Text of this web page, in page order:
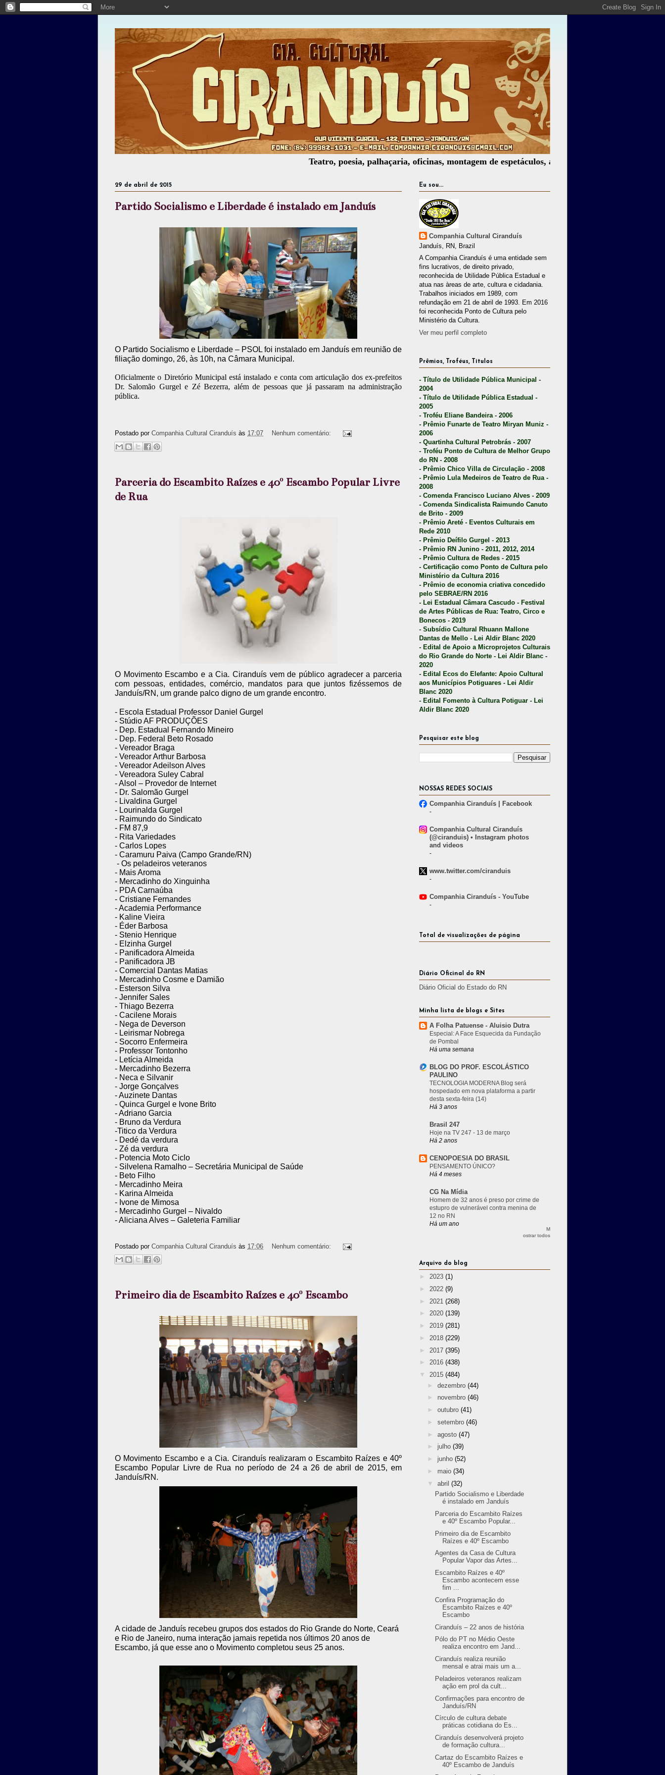
Teatro, poesia, palhaçaria, oficinas, montagem de espetáculos, assessoria cultural, palestras,
29 de abril de 2015
Partido Socialismo e Liberdade é instalado em Janduís
O Partido Socialismo e Liberdade – PSOL foi instalado em Janduís em reunião de
filiação domingo, 26, às 10h, na Câmara Municipal.
Oficialmente o Diretório Municipal está instalado e conta com articulação dos ex-prefeitos
Dr. Salomão Gurgel e Zé Bezerra, além de pessoas que já passaram na administração
pública.
Postado por Companhia Cultural Ciranduís às 17:07 Nenhum comentário:
Parceria do Escambito Raízes e 40º Escambo Popular Livre
de Rua
O Movimento Escambo e a Cia. Ciranduís vem de público agradecer a parceria
com pessoas, entidades, comércio, mandatos para que juntos fizéssemos de
Janduís/RN, um grande palco digno de um grande encontro.
- Escola Estadual Professor Daniel Gurgel
- Stúdio AF PRODUÇÕES
- Dep. Estadual Fernando Mineiro
- Dep. Federal Beto Rosado
- Vereador Braga
- Vereador Arthur Barbosa
- Vereador Adeilson Alves
- Vereadora Suley Cabral
- Alsol – Provedor de Internet
- Dr. Salomão Gurgel
- Livaldina Gurgel
- Lourinalda Gurgel
- Raimundo do Sindicato
- FM 87,9
- Rita Variedades
- Carlos Lopes
- Caramuru Paiva (Campo Grande/RN)
- Os peladeiros veteranos
- Mais Aroma
- Mercadinho do Xinguinha
- PDA Carnaúba
- Cristiane Fernandes
- Academia Performance
- Kaline Vieira
- Éder Barbosa
- Stenio Henrique
- Elzinha Gurgel
- Panificadora Almeida
- Panificadora JB
- Comercial Dantas Matias
- Mercadinho Cosme e Damião
- Esterson Silva
- Jennifer Sales
- Thiago Bezerra
- Cacilene Morais
- Nega de Deverson
- Leirismar Nobrega
- Socorro Enfermeira
- Professor Tontonho
- Letícia Almeida
- Mercadinho Bezerra
- Neca e Silvanir
- Jorge Gonçalves
- Auzinete Dantas
- Quinca Gurgel e Ivone Brito
- Adriano Garcia
- Bruno da Verdura
-Titico da Verdura
- Dedé da verdura
- Zé da verdura
- Potencia Moto Ciclo
- Silvelena Ramalho – Secretária Municipal de Saúde
- Beto Filho
- Mercadinho Meira
- Karina Almeida
- Ivone de Mimosa
- Mercadinho Gurgel – Nivaldo
- Aliciana Alves – Galeteria Familiar
Postado por Companhia Cultural Ciranduís às 17:06 Nenhum comentário:
Primeiro dia de Escambito Raízes e 40º Escambo
O Movimento Escambo e a Cia. Ciranduís realizaram o Escambito Raízes e 40º
Escambo Popular Livre de Rua no período de 24 a 26 de abril de 2015, em
Janduís/RN.
A cidade de Janduís recebeu grupos dos estados do Rio Grande do Norte, Ceará
e Rio de Janeiro, numa interação jamais repetida nos últimos 20 anos de
Escambo, já que esse ano o Movimento completou seus 25 anos.
Eu sou...
Companhia Cultural Ciranduís
Janduís, RN, Brazil
A Companhia Ciranduís é uma entidade sem
fins lucrativos, de direito privado,
reconhecida de Utilidade Pública Estadual e
atua nas àreas de arte, cultura e cidadania.
Trabalhos iniciados em 1989, com
refundação em 21 de abril de 1993. Em 2016
foi reconhecida Ponto de Cultura pelo
Ministério da Cultura.
Ver meu perfil completo
Prêmios, Troféus, Títulos
- Título de Utilidade Pública Municipal -
2004
- Título de Utilidade Pública Estadual -
2005
- Troféu Eliane Bandeira - 2006
- Prêmio Funarte de Teatro Miryan Muniz -
2006
- Quartinha Cultural Petrobrás - 2007
- Troféu Ponto de Cultura de Melhor Grupo
do RN - 2008
- Prêmio Chico Villa de Circulação - 2008
- Prêmio Lula Medeiros de Teatro de Rua -
2008
- Comenda Francisco Luciano Alves - 2009
- Comenda Sindicalista Raimundo Canuto
de Brito - 2009
- Prêmio Areté - Eventos Culturais em
Rede 2010
- Prêmio Deífilo Gurgel - 2013
- Prêmio RN Junino - 2011, 2012, 2014
- Prêmio Cultura de Redes - 2015
- Certificação como Ponto de Cultura pelo
Ministério da Cultura 2016
- Prêmio de economia criativa concedido
pelo SEBRAE/RN 2016
- Lei Estadual Câmara Cascudo - Festival
de Artes Públicas de Rua: Teatro, Circo e
Bonecos - 2019
- Subsídio Cultural Rhuann Mallone
Dantas de Mello - Lei Aldir Blanc 2020
- Edital de Apoio a Microprojetos Culturais
do Rio Grande do Norte - Lei Aldir Blanc -
2020
- Edital Ecos do Elefante: Apoio Cultural
aos Municípios Potiguares - Lei Aldir
Blanc 2020
- Edital Fomento à Cultura Potiguar - Lei
Aldir Blanc 2020
Pesquisar este blog
NOSSAS REDES SOCIAIS
Companhia Ciranduís | Facebook
-
Companhia Cultural Ciranduís
(@ciranduis) • Instagram photos
and videos
-
www.twitter.com/ciranduis
-
Companhia Ciranduís - YouTube
-
Total de visualizações de página
Diário Oficinal do RN
Diário Oficial do Estado do RN
Minha lista de blogs e Sites
A Folha Patuense - Aluisio Dutra
Especial: A Face Esquecida da Fundação
de Pombal
Há uma semana
BLOG DO PROF. ESCOLÁSTICO
PAULINO
TECNOLOGIA MODERNA Blog será
hospedado em nova plataforma a partir
desta sexta-feira (14)
Há 3 anos
Brasil 247
Hoje na TV 247 - 13 de março
Há 2 anos
CENOPOESIA DO BRASIL
PENSAMENTO ÚNICO?
Há 4 meses
CG Na Mídia
Homem de 32 anos é preso por crime de
estupro de vulnerável contra menina de
12 no RN
Há um ano
M
ostrar todos
Arquivo do blog
► 2023 (1)
► 2022 (9)
► 2021 (268)
► 2020 (139)
► 2019 (281)
► 2018 (229)
► 2017 (395)
► 2016 (438)
▼ 2015 (484)
► dezembro (44)
► novembro (46)
► outubro (41)
► setembro (46)
► agosto (47)
► julho (39)
► junho (52)
► maio (34)
▼ abril (32)
Partido Socialismo e Liberdade
é instalado em Janduís
Parceria do Escambito Raízes
e 40º Escambo Popular...
Primeiro dia de Escambito
Raízes e 40º Escambo
Agentes da Casa de Cultura
Popular Vapor das Artes...
Escambito Raízes e 40º
Escambo acontecem esse
fim ...
Confira Programação do
Escambito Raízes e 40º
Escambo
Ciranduís – 22 anos de história
Pólo do PT no Médio Oeste
realiza encontro em Jand...
Ciranduís realiza reunião
mensal e atrai mais um a...
Peladeiros veteranos realizam
ação em prol da cult...
Confirmações para encontro de
Janduís/RN
Círculo de cultura debate
práticas cotidiana do Es...
Ciranduís desenvolverá projeto
de formação cultura...
Cartaz do Escambito Raízes e
40º Escambo de Janduís